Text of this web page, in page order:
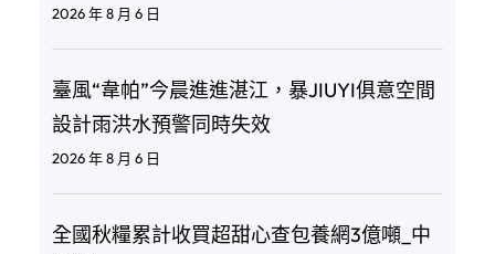
2026 年 8 月 6 日
臺風“韋帕”今晨進進湛江，暴JIUYI俱意空間
設計雨洪水預警同時失效
2026 年 8 月 6 日
全國秋糧累計收買超甜心查包養網3億噸_中